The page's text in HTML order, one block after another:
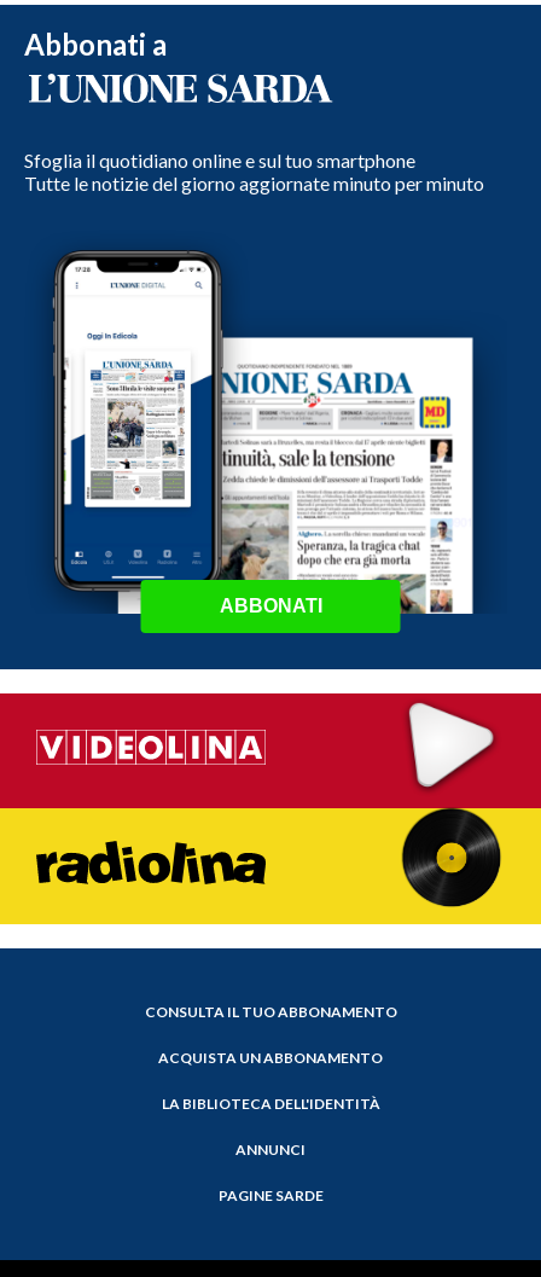
Abbonati a
Sfoglia il quotidiano online e sul tuo smartphone
Tutte le notizie del giorno aggiornate minuto per minuto
ABBONATI
CONSULTA IL TUO ABBONAMENTO
ACQUISTA UN ABBONAMENTO
LA BIBLIOTECA DELL'IDENTITÀ
ANNUNCI
PAGINE SARDE